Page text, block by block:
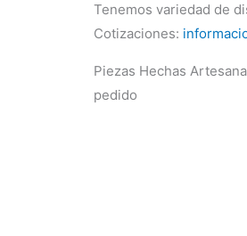
Tenemos variedad de
Cotizaciones:
Piezas Hechas
pedido